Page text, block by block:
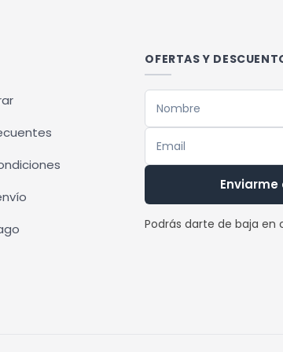
opciones
página
OFERTAS Y
Podrás darte de baja